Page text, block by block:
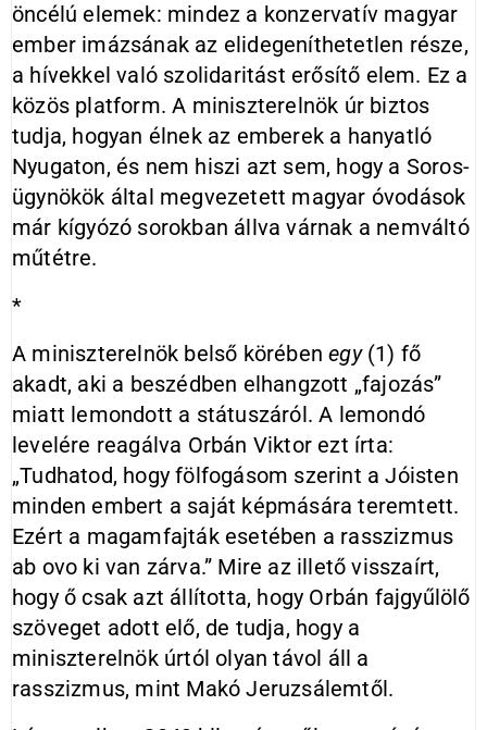
öncélú elemek: mindez a konzervatív magyar
ember imázsának az elidegeníthetetlen része,
a hívekkel való szolidaritást erősítő elem. Ez a
közös platform. A miniszterelnök úr biztos
tudja, hogyan élnek az emberek a hanyatló
Nyugaton, és nem hiszi azt sem, hogy a Soros-
ügynökök által megvezetett magyar óvodások
már kígyózó sorokban állva várnak a nemváltó
műtétre.
*
A miniszterelnök belső körébenegy(1) fő
akadt, aki a beszédben elhangzott „fajozás”
miatt lemondott a státuszáról. A lemondó
levelére reagálva Orbán Viktor ezt írta:
„Tudhatod, hogy fölfogásom szerint a Jóisten
minden embert a saját képmására teremtett.
Ezért a magamfajták esetében a rasszizmus
ab ovo ki van zárva.” Mire az illető visszaírt,
hogy ő csak azt állította, hogy Orbán fajgyűlölő
szöveget adott elő, de tudja, hogy a
miniszterelnök úrtól olyan távol áll a
rasszizmus, mint Makó Jeruzsálemtől.